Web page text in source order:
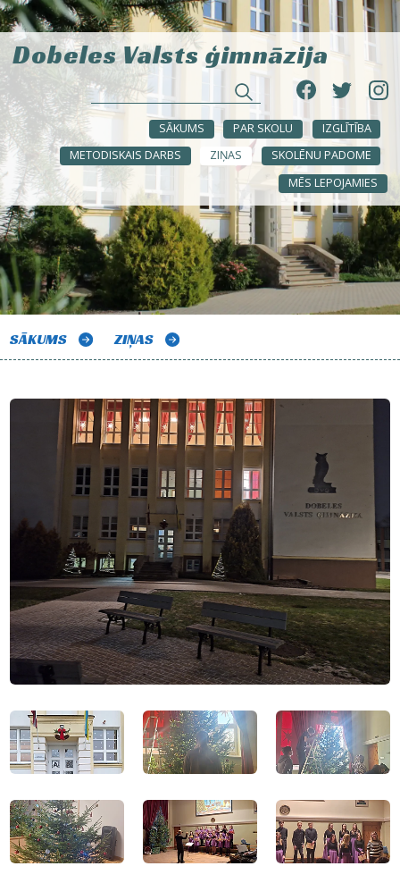
Dobeles Valsts ģimnāzija
SĀKUMS PAR SKOLU
IZGLĪTĪBA
METODISKAIS DARBS
ZIŅAS
SKOLĒNU PADOME
MĒS LEPOJAMIES
SĀKUMS ZIŅAS